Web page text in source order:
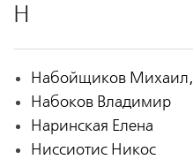
Н
Набойщиков Михаил,
Набоков Владимир
Наринская Елена
Ниссиотис Никос